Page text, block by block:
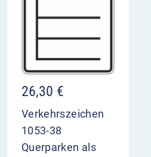
26,30 €
Verkehrszeichen
1053-38
Querparken als